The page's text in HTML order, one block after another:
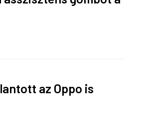
az Oppo is